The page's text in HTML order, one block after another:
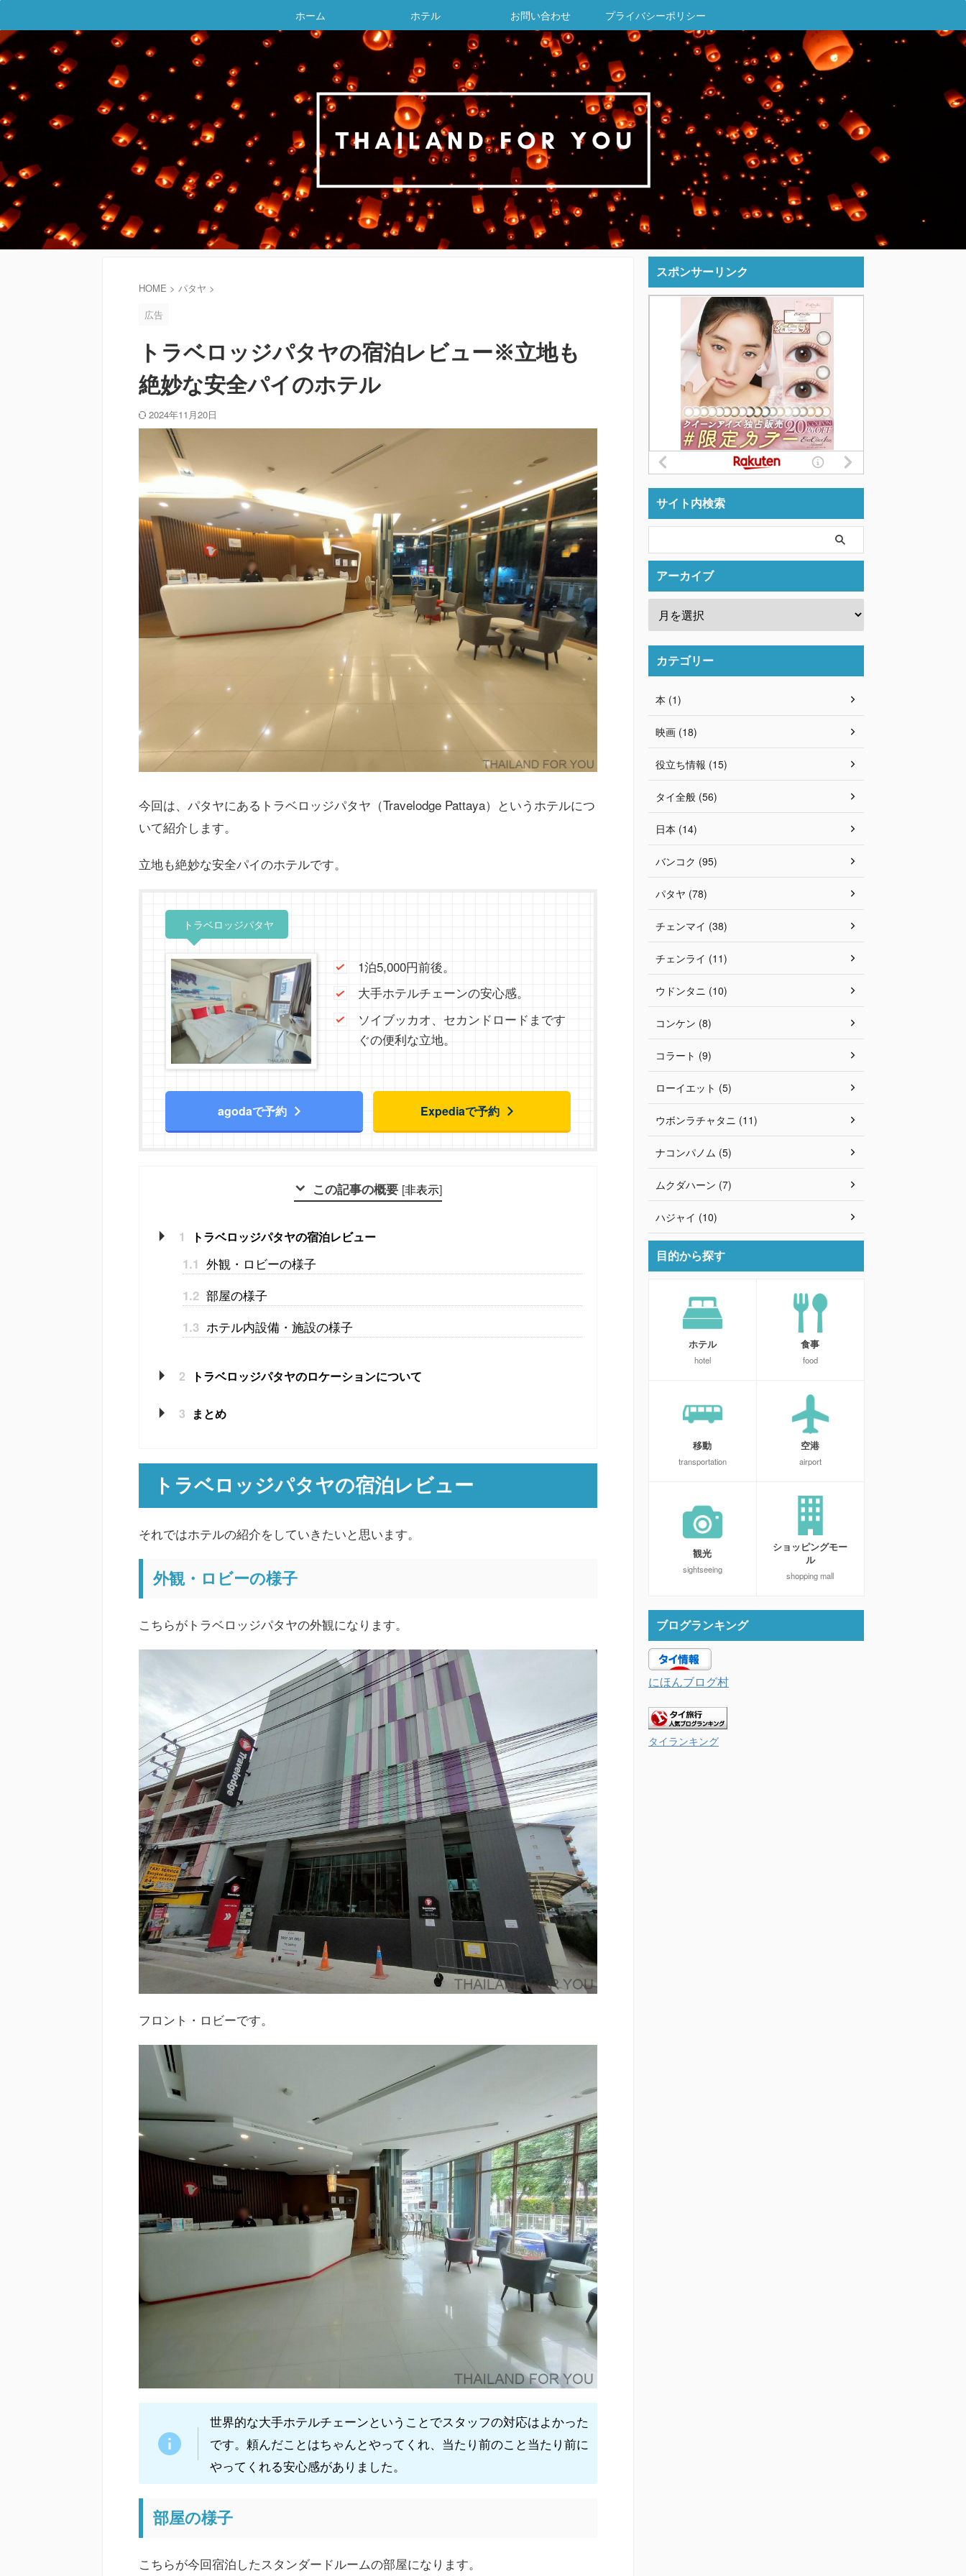
ホーム ホテル お問い合わせ プライバシーポリシー
HOME > パタヤ >
広告
トラベロッジパタヤの宿泊レビュー※立地も
絶妙な安全パイのホテル
2024年11月20日
今回は、パタヤにあるトラベロッジパタヤ（Travelodge Pattaya）というホテルにつ
いて紹介します。
立地も絶妙な安全パイのホテルです。
トラベロッジパタヤ
1泊5,000円前後。
大手ホテルチェーンの安心感。
ソイブッカオ、セカンドロードまです
ぐの便利な立地。
agodaで予約 Expediaで予約
この記事の概要 [非表示]
1 トラベロッジパタヤの宿泊レビュー
1.1 外観・ロビーの様子
1.2 部屋の様子
1.3 ホテル内設備・施設の様子
2 トラベロッジパタヤのロケーションについて
3 まとめ
トラベロッジパタヤの宿泊レビュー
それではホテルの紹介をしていきたいと思います。
外観・ロビーの様子
こちらがトラベロッジパタヤの外観になります。
フロント・ロビーです。
世界的な大手ホテルチェーンということでスタッフの対応はよかった
です。頼んだことはちゃんとやってくれ、当たり前のこと当たり前に
やってくれる安心感がありました。
部屋の様子
こちらが今回宿泊したスタンダードルームの部屋になります。
スポンサーリンク
サイト内検索
アーカイブ
カテゴリー
本 (1)
映画 (18)
役立ち情報 (15)
タイ全般 (56)
日本 (14)
バンコク (95)
パタヤ (78)
チェンマイ (38)
チェンライ (11)
ウドンタニ (10)
コンケン (8)
コラート (9)
ローイエット (5)
ウボンラチャタニ (11)
ナコンパノム (5)
ムクダハーン (7)
ハジャイ (10)
目的から探す
ホテル
hotel
食事
food
移動
transportation
空港
airport
観光
sightseeing
ショッピングモー
ル
shopping mall
ブログランキング
にほんブログ村
タイランキング